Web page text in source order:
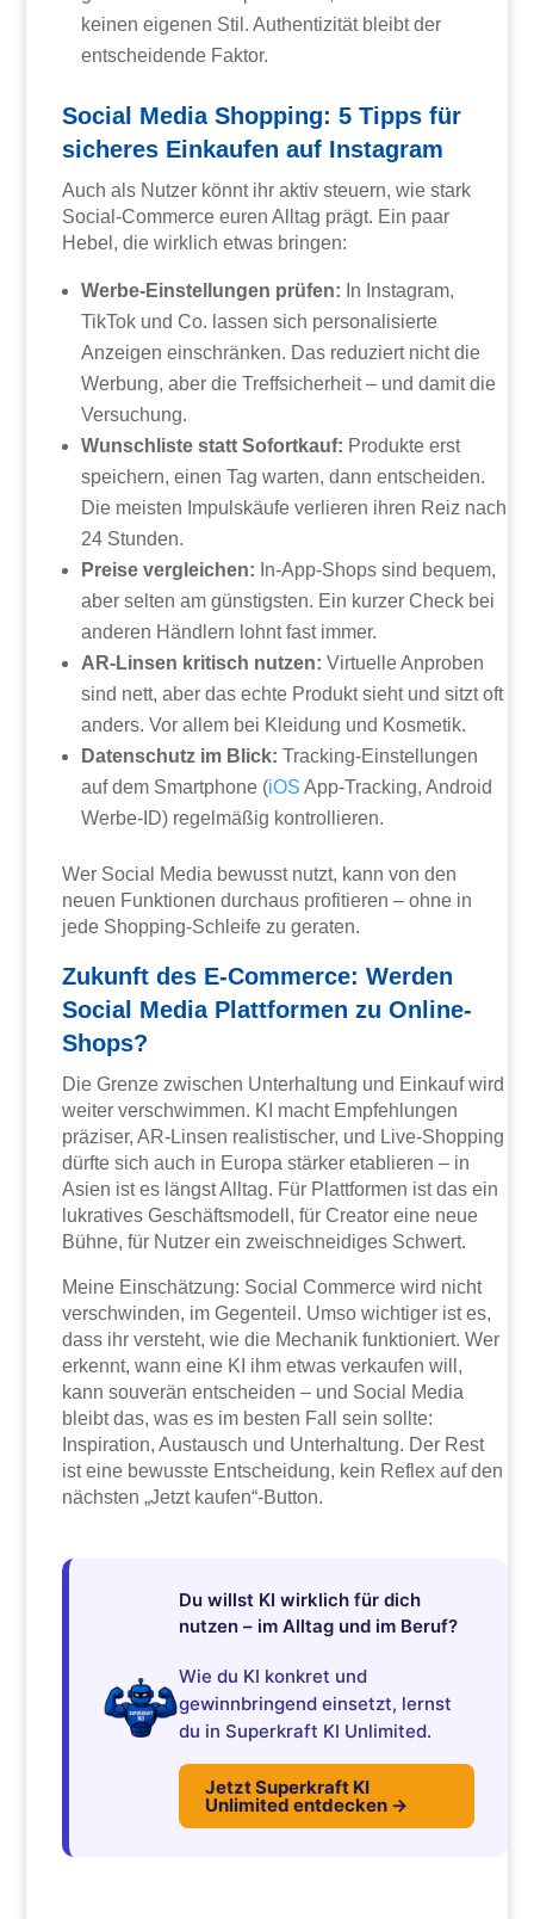
keinen eigenen Stil. Authentizität bleibt der
entscheidende Faktor.
Social Media Shopping: 5 Tipps für
sicheres Einkaufen auf Instagram
Auch als Nutzer könnt ihr aktiv steuern, wie stark
Social-Commerce euren Alltag prägt. Ein paar
Hebel, die wirklich etwas bringen:
Werbe-Einstellungen prüfen: In Instagram,
TikTok und Co. lassen sich personalisierte
Anzeigen einschränken. Das reduziert nicht die
Werbung, aber die Treffsicherheit – und damit die
Versuchung.
Wunschliste statt Sofortkauf: Produkte erst
speichern, einen Tag warten, dann entscheiden.
Die meisten Impulskäufe verlieren ihren Reiz nach
24 Stunden.
Preise vergleichen: In-App-Shops sind bequem,
aber selten am günstigsten. Ein kurzer Check bei
anderen Händlern lohnt fast immer.
AR-Linsen kritisch nutzen: Virtuelle Anproben
sind nett, aber das echte Produkt sieht und sitzt oft
anders. Vor allem bei Kleidung und Kosmetik.
Datenschutz im Blick: Tracking-Einstellungen
auf dem Smartphone (iOS App-Tracking, Android
Werbe-ID) regelmäßig kontrollieren.
Wer Social Media bewusst nutzt, kann von den
neuen Funktionen durchaus profitieren – ohne in
jede Shopping-Schleife zu geraten.
Zukunft des E-Commerce: Werden
Social Media Plattformen zu Online-
Shops?
Die Grenze zwischen Unterhaltung und Einkauf wird
weiter verschwimmen. KI macht Empfehlungen
präziser, AR-Linsen realistischer, und Live-Shopping
dürfte sich auch in Europa stärker etablieren – in
Asien ist es längst Alltag. Für Plattformen ist das ein
lukratives Geschäftsmodell, für Creator eine neue
Bühne, für Nutzer ein zweischneidiges Schwert.
Meine Einschätzung: Social Commerce wird nicht
verschwinden, im Gegenteil. Umso wichtiger ist es,
dass ihr versteht, wie die Mechanik funktioniert. Wer
erkennt, wann eine KI ihm etwas verkaufen will,
kann souverän entscheiden – und Social Media
bleibt das, was es im besten Fall sein sollte:
Inspiration, Austausch und Unterhaltung. Der Rest
ist eine bewusste Entscheidung, kein Reflex auf den
nächsten „Jetzt kaufen“-Button.
Du willst KI wirklich für dich
nutzen – im Alltag und im Beruf?
Wie du KI konkret und
gewinnbringend einsetzt, lernst
du in Superkraft KI Unlimited.
Jetzt Superkraft KI
Unlimited entdecken →